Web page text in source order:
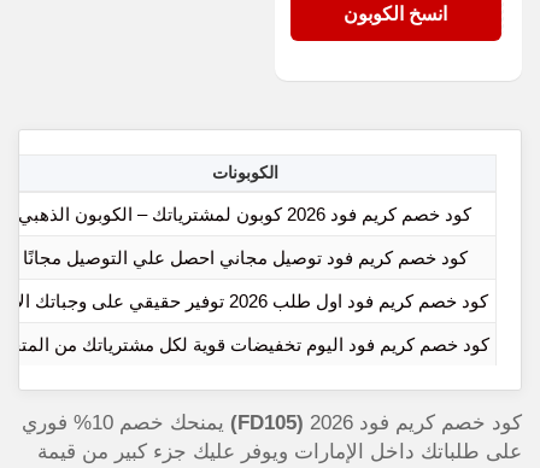
FD105انسخ الكوبون
الكوبونات
كود خصم كريم فود 2026 كوبون لمشترياتك – الكوبون الذهبي
كود خصم كريم فود توصيل مجاني احصل علي التوصيل مجانًا
كود خصم كريم فود اول طلب 2026 توفير حقيقي على وجباتك الآن
كود خصم كريم فود اليوم تخفيضات قوية لكل مشترياتك من المتجر
كود خصم كريم فود 2026 (FD105)
يمنحك خصم 10% فوري
على طلباتك داخل الإمارات ويوفر عليك جزء كبير من قيمة